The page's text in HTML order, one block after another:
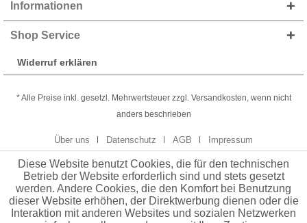
Informationen
Shop Service
Widerruf erklären
* Alle Preise inkl. gesetzl. Mehrwertsteuer zzgl. Versandkosten, wenn nicht
anders beschrieben
Über uns Datenschutz AGB Impressum
Diese Website benutzt Cookies, die für den technischen
Betrieb der Website erforderlich sind und stets gesetzt
werden. Andere Cookies, die den Komfort bei Benutzung
dieser Website erhöhen, der Direktwerbung dienen oder die
Interaktion mit anderen Websites und sozialen Netzwerken